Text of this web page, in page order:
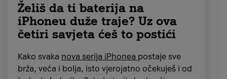
Želiš da ti baterija na
iPhoneu duže traje? Uz ova
četiri savjeta ćeš to postići
Kako svaka nova serija iPhonea postaje sve
brža, veća i bolja, isto vjerojatno očekuješ i od